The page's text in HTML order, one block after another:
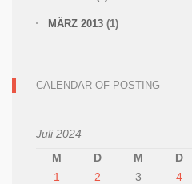
MÄRZ 2013 (1)
CALENDAR OF POSTING
Juli 2024
M
D M D
1
2 3 4